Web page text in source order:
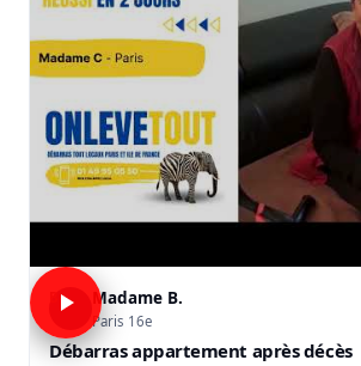
Madame B.
Paris 16e
Débarras appartement après décès